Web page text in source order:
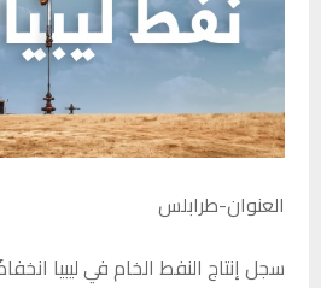
العنوان-طرابلس
سجل إنتاج النفط الخام في ليبيا